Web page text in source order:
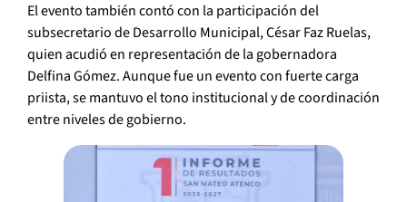
El evento también contó con la participación del
subsecretario de Desarrollo Municipal, César Faz Ruelas,
quien acudió en representación de la gobernadora
Delfina Gómez. Aunque fue un evento con fuerte carga
priista, se mantuvo el tono institucional y de coordinación
entre niveles de gobierno.